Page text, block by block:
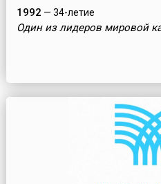
1992 — 34-летие
Один из лидеров мировой